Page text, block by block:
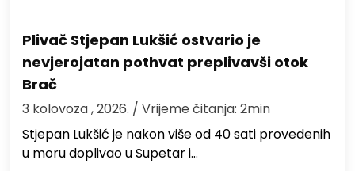
Plivač Stjepan Lukšić ostvario je
nevjerojatan pothvat preplivavši otok
Brač
3 kolovoza , 2026. / Vrijeme čitanja: 2min
St​jepan Lukšić je nakon više od 40 sati provedenih
u moru doplivao u Supetar i…